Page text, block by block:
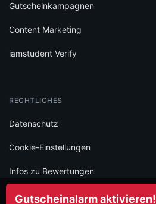
Gutscheinalarm aktivieren!
Gutscheinkampagnen
Content Marketing
iamstudent Verify
RECHTLICHES
Datenschutz
Cookie-Einstellungen
Infos zu Bewertungen
AGB